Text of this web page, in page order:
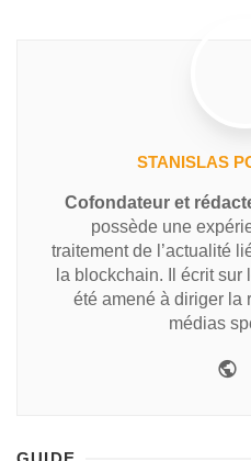
STANISLAS
Cofondateur et
possède une
traitement de l’actualité
la blockchain. Il écrit
été amené à diriger la
médias